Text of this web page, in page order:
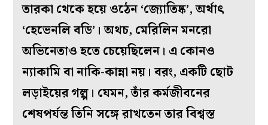
তারকা থেকে হয়ে ওঠেন ‘জ্যোতিষ্ক’, অর্থাৎ
‘হেভেনলি বডি’। অথচ, মেরিলিন মনরো
অভিনেতাও হতে চেয়েছিলেন। এ কোনও
ন্যাকামি বা নাকি-কান্না নয়। বরং, একটি ছোট
লড়াইয়ের গল্প। যেমন, তাঁর কর্মজীবনের
শেষপর্যন্ত তিনি সঙ্গে রাখতেন তার বিশ্বস্ত